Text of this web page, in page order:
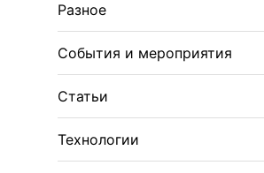
Разное
События и мероприятия
Статьи
Технологии